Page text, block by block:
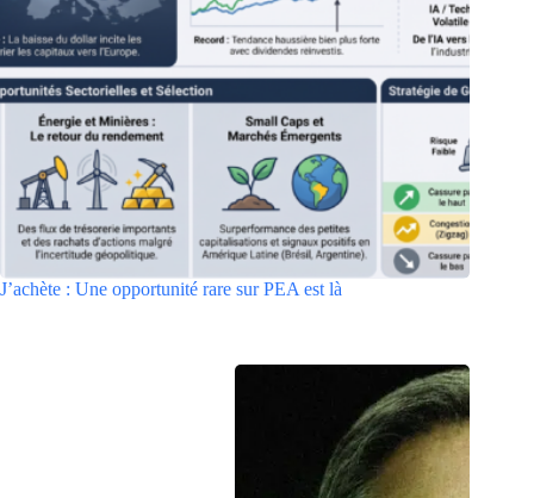
J’achète : Une opportunité rare sur PEA est là